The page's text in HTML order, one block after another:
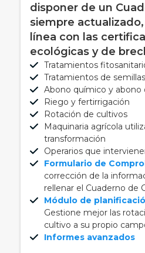
disponer de un
siempre
línea con las
ecológicas y de
Tratamientos
Tratamientos de semillas
Abono químico y abono
Riego y fertirrigación
Rotación de cultivos
Maquinaria agrícola
transformación
Operarios que
Formulario de
corrección de la
rellenar el Cuaderno de
Módulo de
Gestione mejor las
cultivo a su propio
Informes avanzados